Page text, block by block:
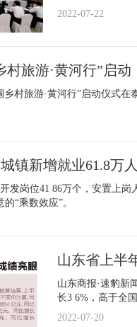
2022-07-22
村旅游·黄河行”启动
乡村旅游·黄河行”启动仪式在
镇新增就业61.8万
发岗位41 86万个，安置上
“乘数效应”。
山东省上半
山东商报·速豹新
长3 6%，高于全
2022-07-20